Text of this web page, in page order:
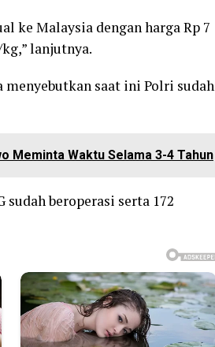
ke Malaysia dengan harga Rp 7
lanjutnya.
menyebutkan saat ini Polri sudah
Meminta Waktu Selama 3-4 Tahun
sudah beroperasi serta 172